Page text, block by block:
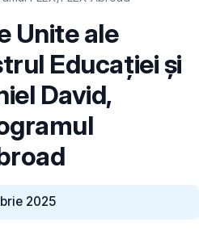
Unite ale
Educației și
David,
2025